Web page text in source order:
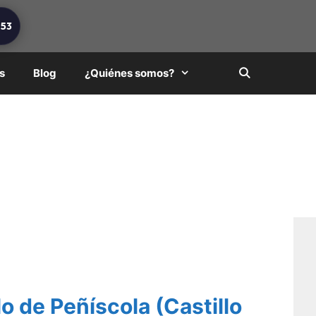
Blog ¿Quiénes somos?
de Peñíscola (Castillo